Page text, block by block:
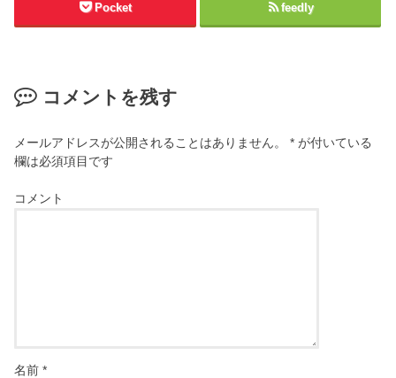
Pocket feedly
コメントを残す
メールアドレスが公開されることはありません。 * が付いている
欄は必須項目です
コメント
名前*